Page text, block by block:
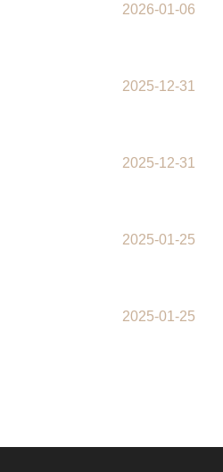
2026-01-06
2025-12-31
2025-12-31
2025-01-25
2025-01-25